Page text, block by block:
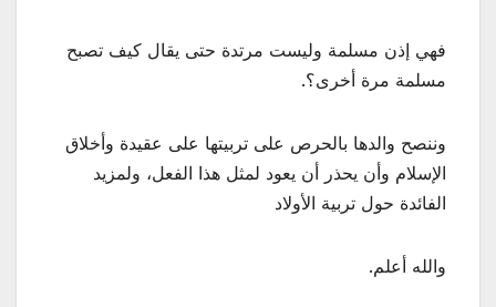
فهي إذن مسلمة وليست مرتدة حتى يقال كيف تصبح
مسلمة مرة أخرى؟.
وننصح والدها بالحرص على تربيتها على عقيدة وأخلاق
الإسلام وأن يحذر أن يعود لمثل هذا الفعل، ولمزيد
الفائدة حول تربية الأولاد
والله أعلم.